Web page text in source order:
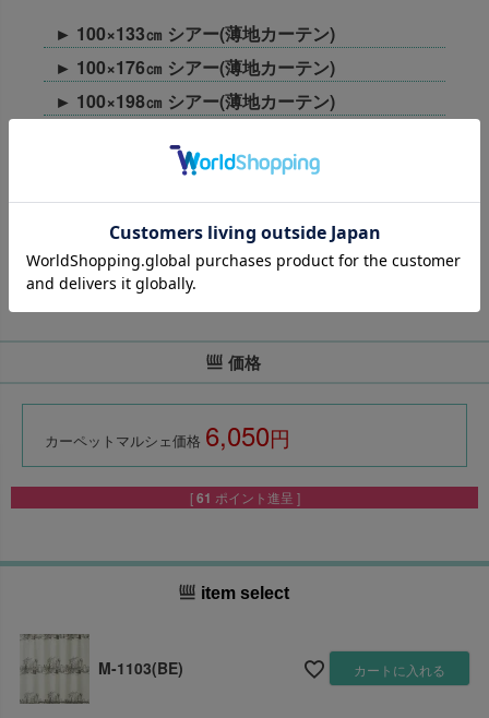
► 100×133㎝ シアー(薄地カーテン)
► 100×176㎝ シアー(薄地カーテン)
► 100×198㎝ シアー(薄地カーテン)
オーダーカーテン
► オーダーカーテン 1.5倍ヒダ
► オーダーカーテン 2倍ヒダ
► オーダーカーテン フラット
価格
カーペットマルシェ価格 6,050
[ 61 ポイント進呈 ]
item select
M-1103(BE) カートに入れる